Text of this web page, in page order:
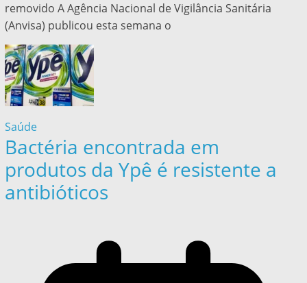
removido A Agência Nacional de Vigilância Sanitária
(Anvisa) publicou esta semana o
Saúde
Bactéria encontrada em
produtos da Ypê é resistente a
antibióticos